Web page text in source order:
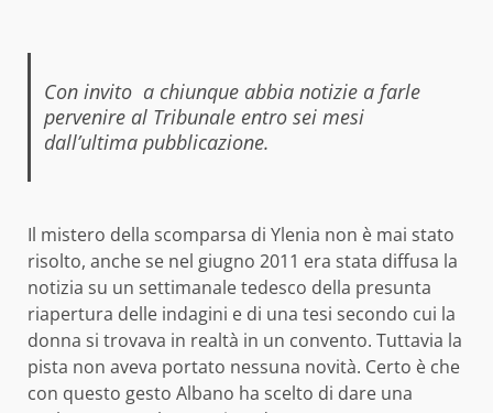
Con invito a chiunque abbia notizie a farle
pervenire al Tribunale entro sei mesi
dall’ultima pubblicazione.
Il mistero della scomparsa di Ylenia non è mai stato
risolto, anche se nel giugno 2011 era stata diffusa la
notizia su un settimanale tedesco della presunta
riapertura delle indagini e di una tesi secondo cui la
donna si trovava in realtà in un convento. Tuttavia la
pista non aveva portato nessuna novità. Certo è che
con questo gesto Albano ha scelto di dare una